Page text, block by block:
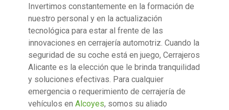
Invertimos constantemente en la formación de
nuestro personal y en la actualización
tecnológica para estar al frente de las
innovaciones en cerrajería automotriz. Cuando la
seguridad de su coche está en juego, Cerrajeros
Alicante es la elección que le brinda tranquilidad
y soluciones efectivas. Para cualquier
emergencia o requerimiento de cerrajería de
vehículos en Alcoyes, somos su aliado